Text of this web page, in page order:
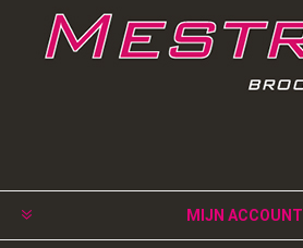
MIJN ACCOUNT